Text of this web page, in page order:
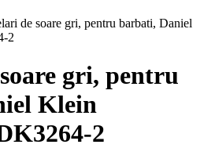
de soare gri, pentru barbati, Daniel
2
gri, pentru
Klein
2